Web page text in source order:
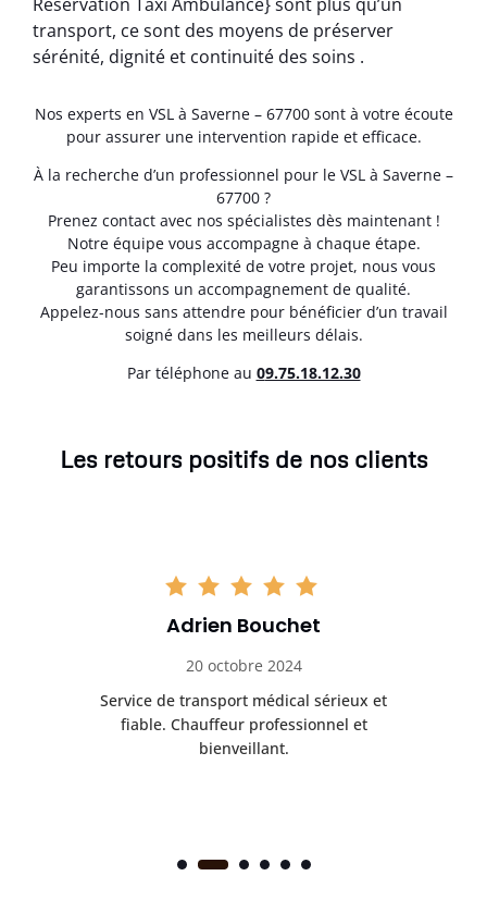
transport, ce sont des moyens de préserver
sérénité, dignité et continuité des soins .
Nos experts en VSL à Saverne – 67700 sont à votre écoute
pour assurer une intervention rapide et efficace.
À la recherche d’un professionnel pour le VSL à Saverne –
67700 ?
Prenez contact avec nos spécialistes dès maintenant !
Notre équipe vous accompagne à chaque étape.
Peu importe la complexité de votre projet, nous vous
garantissons un accompagnement de qualité.
Appelez-nous sans attendre pour bénéficier d’un travail
soigné dans les meilleurs délais.
Par téléphone au 09.75.18.12.30
Les retours positifs de nos clients
Adrien Bouchet
20 octobre 2024
Service de transport médical sérieux et
fiable. Chauffeur professionnel et
bienveillant.